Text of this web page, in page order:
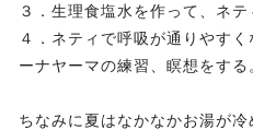
３．生理食塩水を作って、ネテ
４．ネティで呼吸が通りやす
ーナヤーマの練習、瞑想をする
ちなみに夏はなかなかお湯が